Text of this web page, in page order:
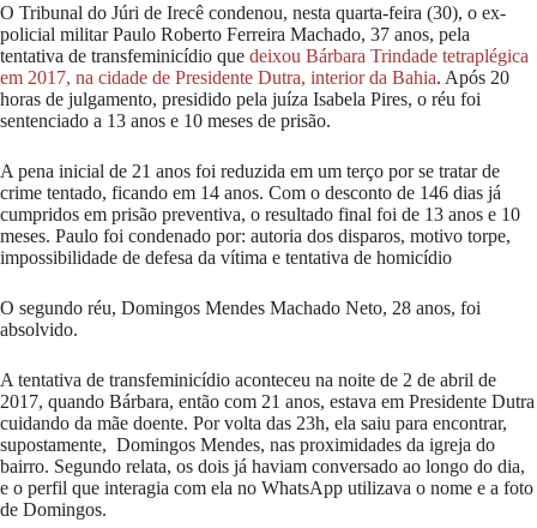
O Tribunal do Júri de Irecê condenou, nesta quarta-feira (30), o ex-
policial militar Paulo Roberto Ferreira Machado, 37 anos, pela
tentativa de transfeminicídio que deixou Bárbara Trindade tetraplégica
em 2017, na cidade de Presidente Dutra, interior da Bahia. Após 20
horas de julgamento, presidido pela juíza Isabela Pires, o réu foi
sentenciado a 13 anos e 10 meses de prisão.
A pena inicial de 21 anos foi reduzida em um terço por se tratar de
crime tentado, ficando em 14 anos. Com o desconto de 146 dias já
cumpridos em prisão preventiva, o resultado final foi de 13 anos e 10
meses. Paulo foi condenado por: autoria dos disparos, motivo torpe,
impossibilidade de defesa da vítima e tentativa de homicídio
O segundo réu, Domingos Mendes Machado Neto, 28 anos, foi
absolvido.
A tentativa de transfeminicídio aconteceu na noite de 2 de abril de
2017, quando Bárbara, então com 21 anos, estava em Presidente Dutra
cuidando da mãe doente. Por volta das 23h, ela saiu para encontrar,
supostamente, Domingos Mendes, nas proximidades da igreja do
bairro. Segundo relata, os dois já haviam conversado ao longo do dia,
e o perfil que interagia com ela no WhatsApp utilizava o nome e a foto
de Domingos.